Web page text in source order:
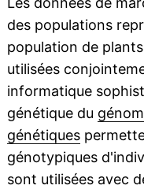
des populations
population de
utilisées
informatique
génétique du
génétiques
génotypiques
sont utilisées avec